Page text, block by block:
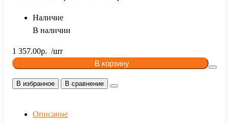
Наличие
В наличии
1 357.00р.
В корзину
В избранное В сравнение
Описание